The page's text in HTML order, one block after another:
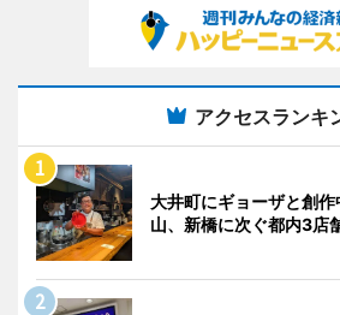
アクセスランキ
大井町にギョーザと創
山、新橋に次ぐ都内3店